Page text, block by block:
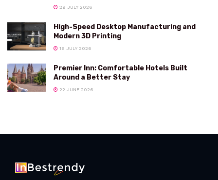
29 JULY 2026
High-Speed Desktop Manufacturing and
Modern 3D Printing
16 JULY 2026
Premier Inn: Comfortable Hotels Built
Around a Better Stay
22 JUNE 2026